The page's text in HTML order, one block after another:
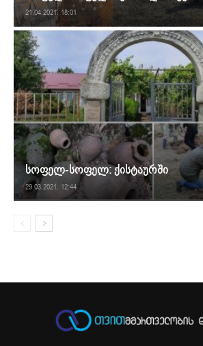
21.04.2021. 18:01
სოფელ-სოფელ: ქისტაურში
29.03.2021. 12:44